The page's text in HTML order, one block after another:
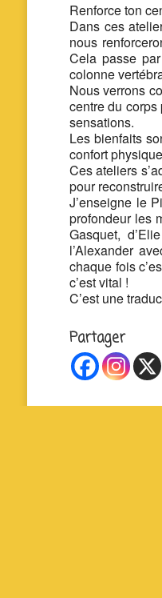
Renforce ton
Dans ces
nous
Cela passe
colonne
Nous verrons
centre du
sensations.
Les bienfaits
confort
Ces ateliers
pour
J’enseigne le
profondeur les
Gasquet,
l’Alexander
chaque fois
c’est vital !
C’est une
Partager